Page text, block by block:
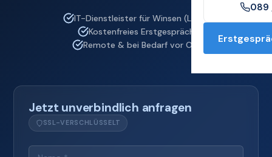
089
IT-Dienstleister für Winsen (Luhe)
Kostenfreies Erstgespräch
Remote & bei Bedarf vor Ort
Jetzt unverbindlich anfragen
SSL-VERSCHLÜSSELT